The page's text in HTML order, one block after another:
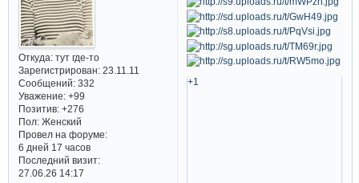
Откуда:тут где-то
Зарегистрирован: 23.11.11
Сообщений:332
Уважение: +99
Позитив: +276
Пол:Женский
Провел на форуме:
6 дней 17 часов
Последний визит:
27.06.26 14:17
+1